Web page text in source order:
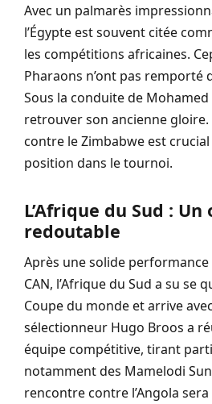
Avec un palmarès
l’Égypte est souvent citée
les compétitions africaines.
Pharaons n’ont pas remporté
Sous la conduite de Mohamed
retrouver son ancienne
contre le Zimbabwe est
position dans le tournoi.
L’Afrique du Sud :
redoutable
Après une solide
CAN, l’Afrique du Sud a su se
Coupe du monde et arrive
sélectionneur Hugo Broos a
équipe compétitive, tirant
notamment des Mamelodi
rencontre contre l’Angola